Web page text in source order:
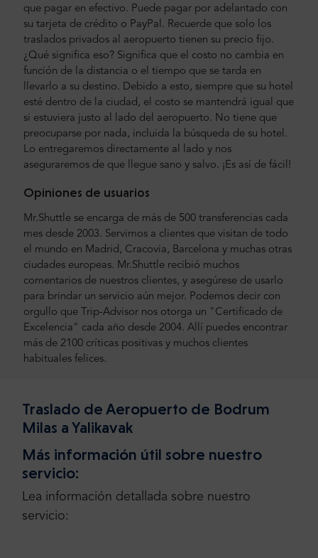
que pagar en efectivo. Puede pagar por adelantado con
su tarjeta de crédito o PayPal. Recuerde que solo los
traslados privados al aeropuerto tienen su precio fijo.
¿Qué significa eso? Significa que el costo no cambia en
función de la distancia o el tiempo que se tarda en
llevarlo a su destino. Debido a esto, siempre que su hotel
esté dentro de la ciudad, el costo se mantendrá igual que
si estuviera justo al lado del aeropuerto. No tiene que
preocuparse por nada, incluida la búsqueda de su hotel.
Lo entregaremos directamente al lado y nos
aseguraremos de que llegue sano y salvo. ¡Es así de fácil!
Opiniones de usuarios
Mr.Shuttle se encarga de más de 500 transferencias cada
mes desde 2003. Servimos a clientes que visitan de todo
el mundo en Madrid, Cracovia, Barcelona y muchas otras
ciudades europeas. Mr.Shuttle recibió muchos
comentarios de nuestros clientes, y asegúrese de usarlo
para brindar un servicio aún mejor. Podemos decir con
orgullo que Trip-Advisor nos otorga un "Certificado de
Excelencia" cada año desde 2004. Allí puedes encontrar
más de 2100 críticas positivas y muchos clientes
habituales felices.
Traslado de Aeropuerto de Bodrum
Milas a Yalikavak
Más información útil sobre nuestro
servicio:
Lea información detallada sobre nuestro
servicio: